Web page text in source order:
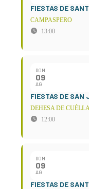
FIESTAS DE
CAMPASPERO
13:00
DOM
09
AG
FIESTAS DE SAN
DEHESA DE
12:00
DOM
09
AG
FIESTAS DE